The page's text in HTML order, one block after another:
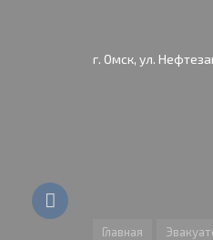
г. Омск, ул.
Главная